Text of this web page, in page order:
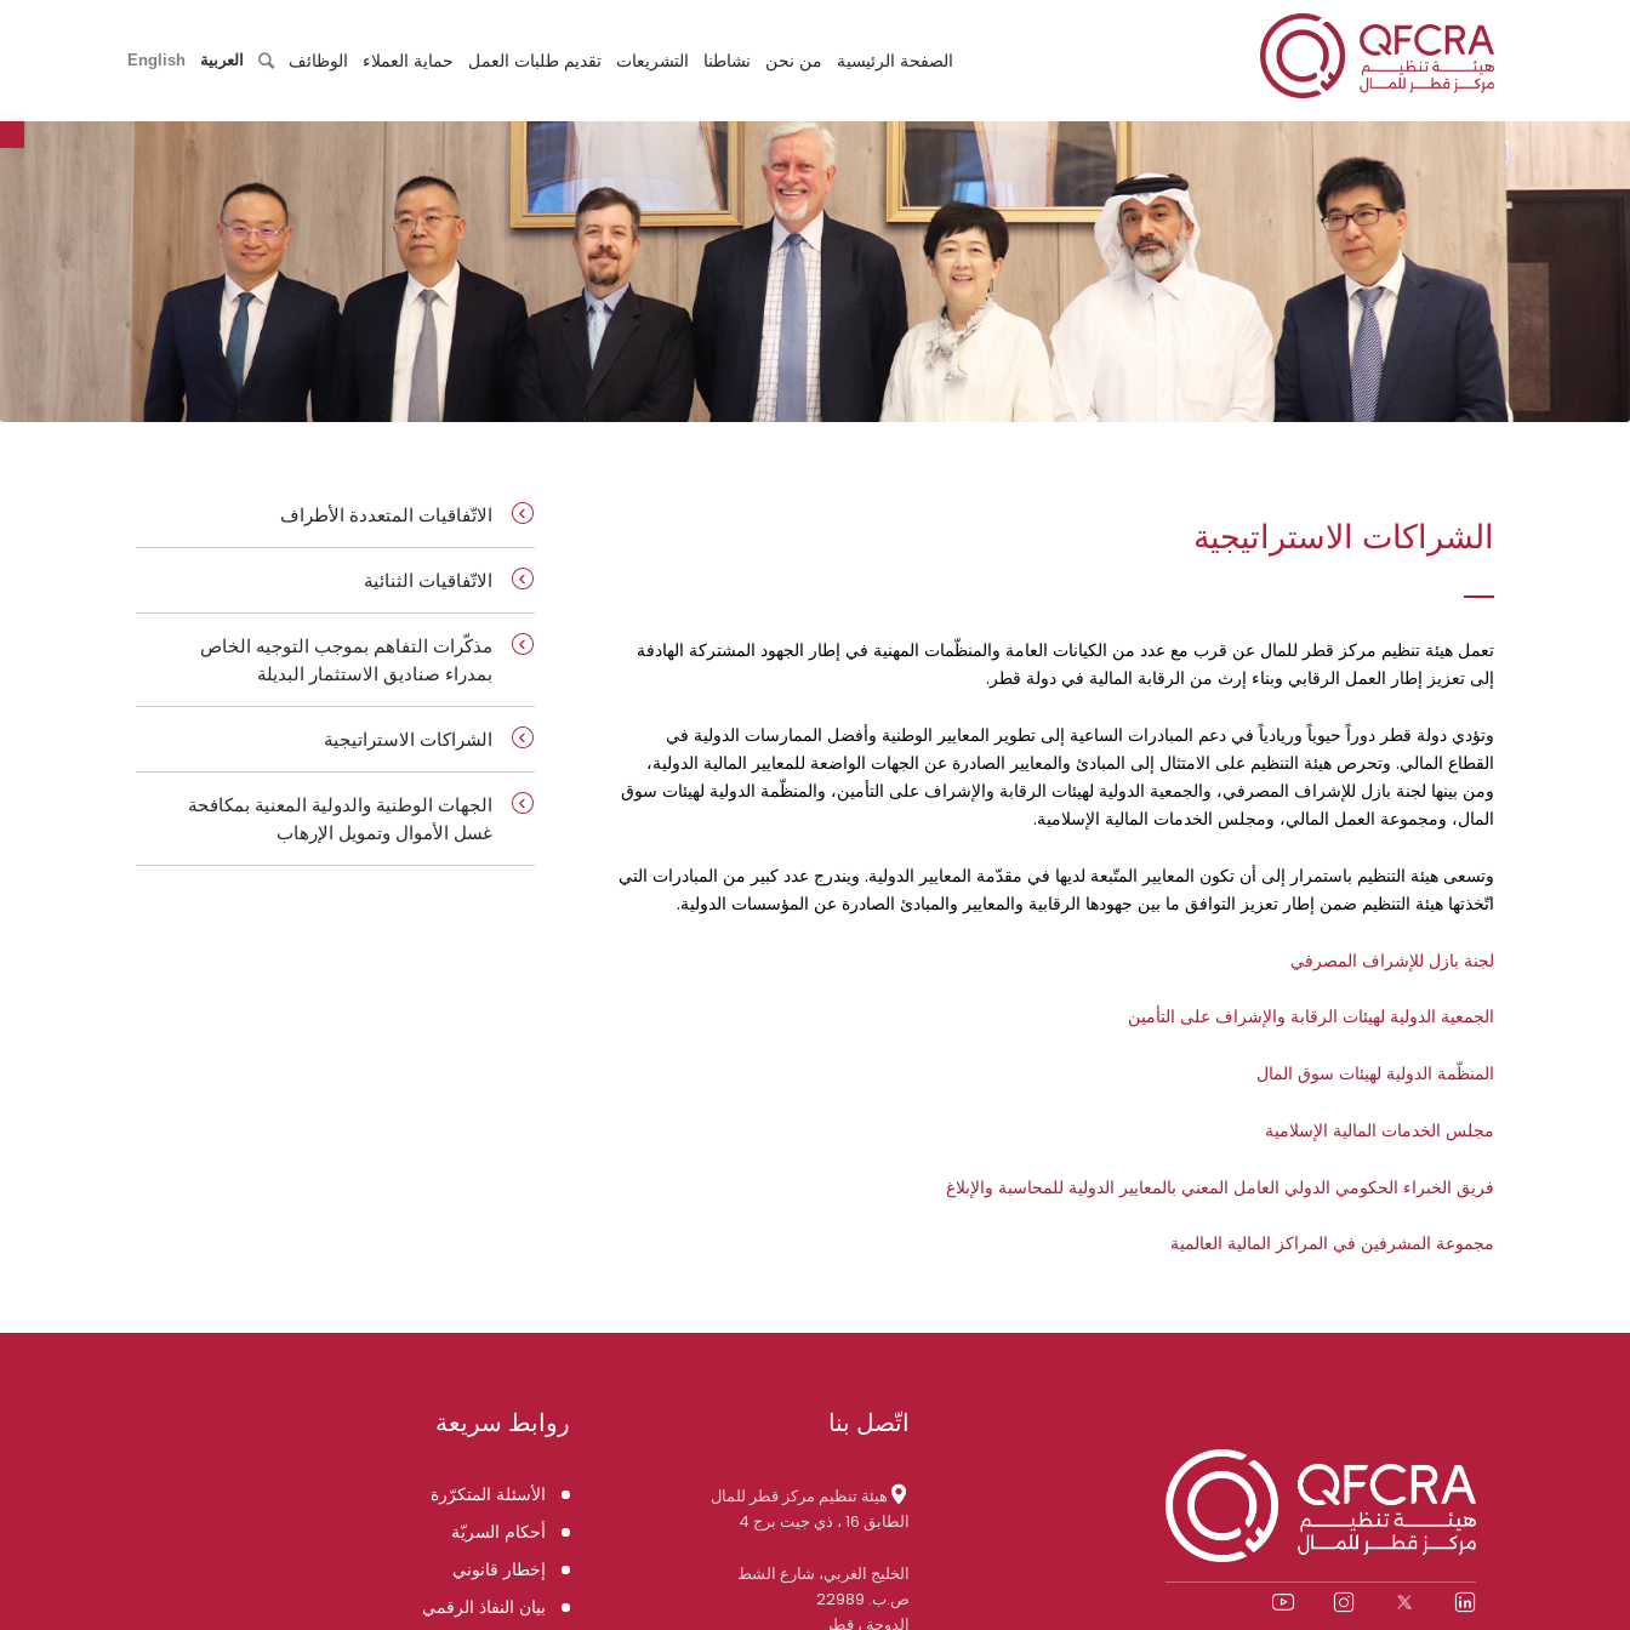
الصفحة الرئيسية من نحن نشاطنا التشريعات تقديم طلبات العمل حماية العملاء الوظائف العربية English
الشراكات الاستراتيجية
تعمل هيئة تنظيم مركز قطر للمال عن قرب مع عدد من الكيانات العامة والمنظّمات المهنية في إطار الجهود المشتركة الهادفة
إلى تعزيز إطار العمل الرقابي وبناء إرث من الرقابة المالية في دولة قطر.
وتؤدي دولة قطر دوراً حيوياً وريادياً في دعم المبادرات الساعية إلى تطوير المعايير الوطنية وأفضل الممارسات الدولية في
القطاع المالي. وتحرص هيئة التنظيم على الامتثال إلى المبادئ والمعايير الصادرة عن الجهات الواضعة للمعايير المالية الدولية،
ومن بينها لجنة بازل للإشراف المصرفي، والجمعية الدولية لهيئات الرقابة والإشراف على التأمين، والمنظّمة الدولية لهيئات سوق
المال، ومجموعة العمل المالي، ومجلس الخدمات المالية الإسلامية.
وتسعى هيئة التنظيم باستمرار إلى أن تكون المعايير المتّبعة لديها في مقدّمة المعايير الدولية. ويندرج عدد كبير من المبادرات التي
اتّخذتها هيئة التنظيم ضمن إطار تعزيز التوافق ما بين جهودها الرقابية والمعايير والمبادئ الصادرة عن المؤسسات الدولية.
لجنة بازل للإشراف المصرفي
الجمعية الدولية لهيئات الرقابة والإشراف على التأمين
المنظّمة الدولية لهيئات سوق المال
مجلس الخدمات المالية الإسلامية
فريق الخبراء الحكومي الدولي العامل المعني بالمعايير الدولية للمحاسبة والإبلاغ
مجموعة المشرفين في المراكز المالية العالمية
الاتّفاقيات المتعددة الأطراف
الاتّفاقيات الثنائية
مذكّرات التفاهم بموجب التوجيه الخاص
بمدراء صناديق الاستثمار البديلة
الشراكات الاستراتيجية
الجهات الوطنية والدولية المعنية بمكافحة
غسل الأموال وتمويل الإرهاب
اتّصل بنا
هيئة تنظيم مركز قطر للمال
الطابق 16 ، ذي جيت برج 4
الخليج الغربي، شارع الشط
ص.ب. 22989
الدوحة ، قطر
روابط سريعة
الأسئلة المتكرّرة
أحكام السريّة
إخطار قانوني
بيان النفاذ الرقمي